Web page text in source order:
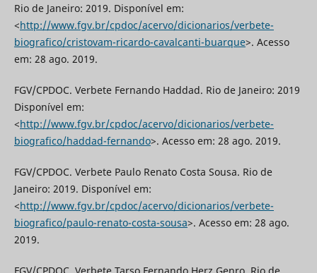
Rio de Janeiro: 2019. Disponível em:
<http://www.fgv.br/cpdoc/acervo/dicionarios/verbete-
biografico/cristovam-ricardo-cavalcanti-buarque>. Acesso
em: 28 ago. 2019.
FGV/CPDOC. Verbete Fernando Haddad. Rio de Janeiro: 2019
Disponível em:
<http://www.fgv.br/cpdoc/acervo/dicionarios/verbete-
biografico/haddad-fernando>. Acesso em: 28 ago. 2019.
FGV/CPDOC. Verbete Paulo Renato Costa Sousa. Rio de
Janeiro: 2019. Disponível em:
<http://www.fgv.br/cpdoc/acervo/dicionarios/verbete-
biografico/paulo-renato-costa-sousa>. Acesso em: 28 ago.
2019.